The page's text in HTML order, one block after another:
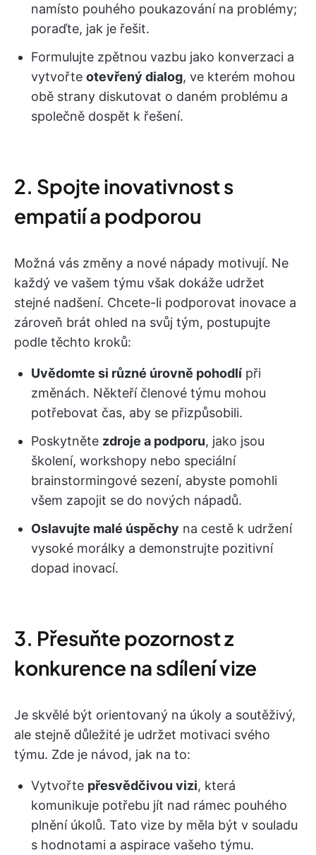
namísto pouhého poukazování na problémy;
poraďte, jak je řešit.
Formulujte zpětnou vazbu jako konverzaci a
vytvořte otevřený dialog, ve kterém mohou
obě strany diskutovat o daném problému a
společně dospět k řešení.
2. Spojte inovativnost s
empatií a podporou
Možná vás změny a nové nápady motivují. Ne
každý ve vašem týmu však dokáže udržet
stejné nadšení. Chcete-li podporovat inovace a
zároveň brát ohled na svůj tým, postupujte
podle těchto kroků:
Uvědomte si různé úrovně pohodlí při
změnách. Někteří členové týmu mohou
potřebovat čas, aby se přizpůsobili.
Poskytněte zdroje a podporu, jako jsou
školení, workshopy nebo speciální
brainstormingové sezení, abyste pomohli
všem zapojit se do nových nápadů.
Oslavujte malé úspěchy na cestě k udržení
vysoké morálky a demonstrujte pozitivní
dopad inovací.
3. Přesuňte pozornost z
konkurence na sdílení vize
Je skvělé být orientovaný na úkoly a soutěživý,
ale stejně důležité je udržet motivaci svého
týmu. Zde je návod, jak na to:
Vytvořte přesvědčivou vizi, která
komunikuje potřebu jít nad rámec pouhého
plnění úkolů. Tato vize by měla být v souladu
s hodnotami a aspirace vašeho týmu.